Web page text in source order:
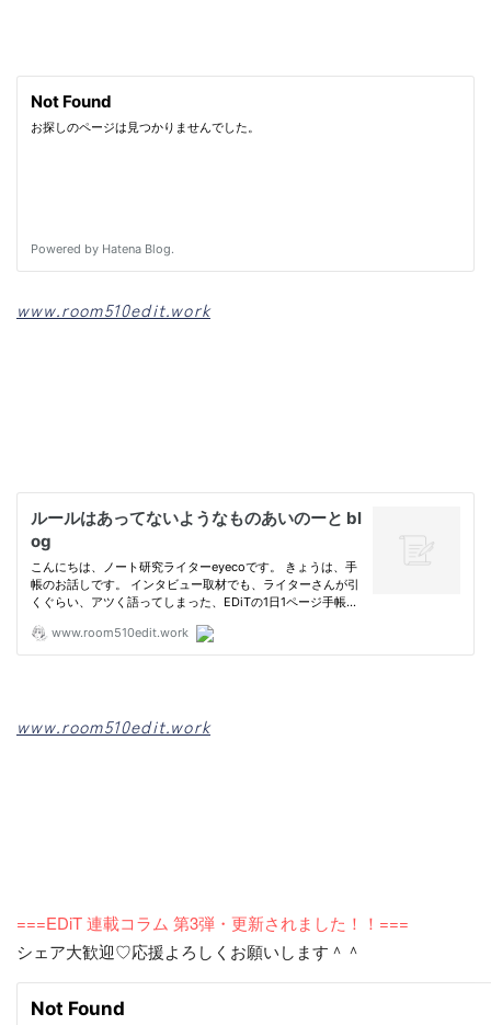
www.room510edit.work
www.room510edit.work
===EDiT 連載コラム 第3弾・更新されました！！===
シェア大歓迎♡応援よろしくお願いします＾＾